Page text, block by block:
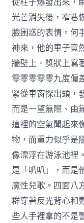
光芒消失後，窄巷
臉困惑的表情。何
神來，他的車子竟
牆壁上。獎狀上
零零零零零九度偏
緊從車窗探出頭，
而是一望無際、由
這裡的空氣聞起來
物，而重力似乎是
像漂浮在游泳池裡
是「叭叭」，而是
魔性兒歌。四面八
群穿著反光背心和
些人手裡拿的不是